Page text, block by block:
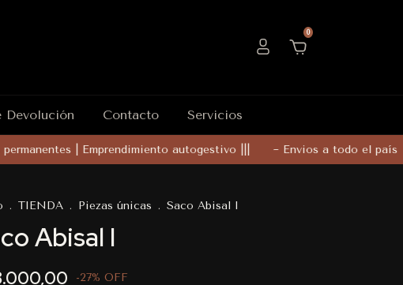
0
Devolución Contacto Servicios
| Emprendimiento autogestivo ||| ~ Envios a todo el país
. TIENDA . Piezas únicas . Saco Abisal I
Abisal I
-27% OFF